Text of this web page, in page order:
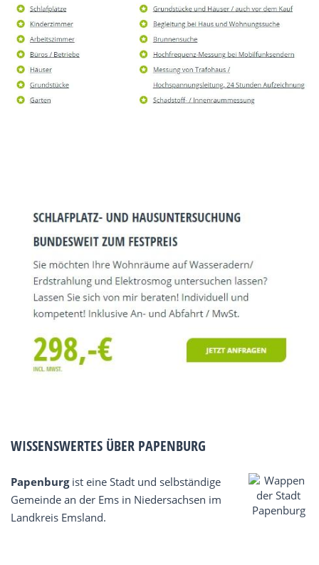
WISSENSWERTES ÜBER PAPENBURG
Papenburgist eine Stadt und selbständige
Gemeinde an der Ems in Niedersachsen im
Landkreis Emsland.